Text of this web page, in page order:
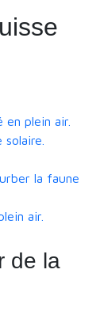
plein air.
la faune
air.
de la